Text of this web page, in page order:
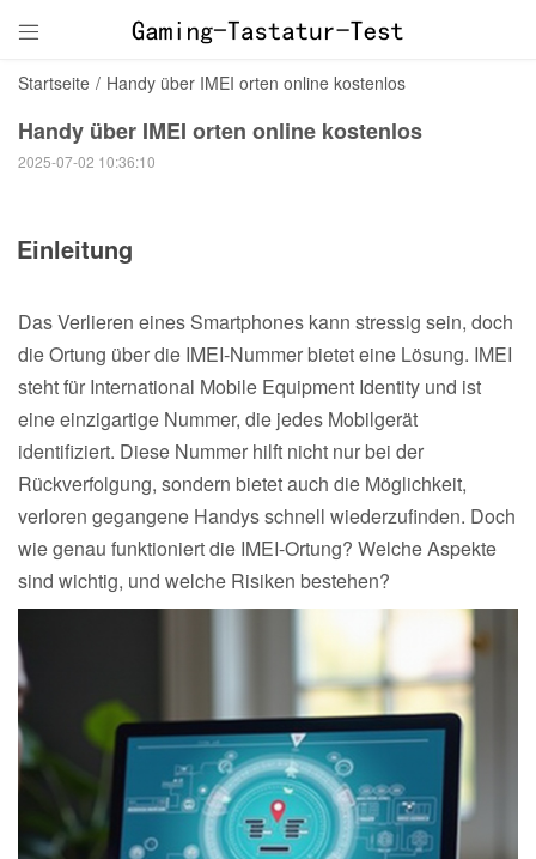

Startseite / Handy über IMEI orten online kostenlos
Handy über IMEI orten online kostenlos
2025-07-02 10:36:10
Einleitung
Das Verlieren eines Smartphones kann stressig sein, doch
die Ortung über die IMEI-Nummer bietet eine Lösung. IMEI
steht für International Mobile Equipment Identity und ist
eine einzigartige Nummer, die jedes Mobilgerät
identifiziert. Diese Nummer hilft nicht nur bei der
Rückverfolgung, sondern bietet auch die Möglichkeit,
verloren gegangene Handys schnell wiederzufinden. Doch
wie genau funktioniert die IMEI-Ortung? Welche Aspekte
sind wichtig, und welche Risiken bestehen?